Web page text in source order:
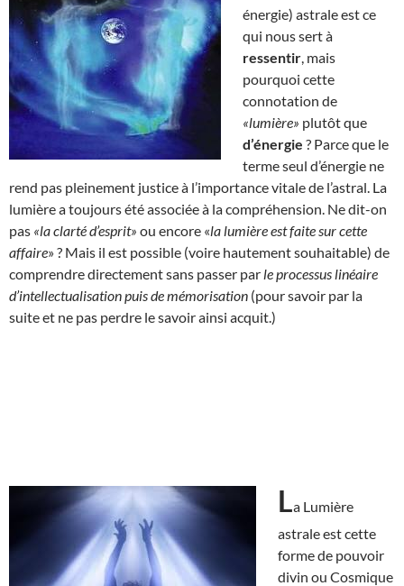
énergie) astrale est ce
qui nous sert à
ressentir , mais
pourquoi cette
connotation de
«lumière» plutôt que
d’énergie ? Parce que le
terme seul d’énergie ne
rend pas pleinement justice à l’importance vitale de l’astral. La
lumière a toujours été associée à la compréhension. Ne dit-on
pas «la clarté d’esprit» ou encore «la lumière est faite sur cette
affaire» ? Mais il est possible (voire hautement souhaitable) de
comprendre directement sans passer par le processus linéaire
d’intellectualisation puis de mémorisation (pour savoir par la
suite et ne pas perdre le savoir ainsi acquit.)
La Lumière
astrale est cette
forme de pouvoir
divin ou Cosmique